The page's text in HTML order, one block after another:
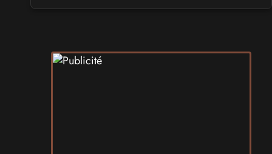
Play Azur Festival 2027
SALONS & CONVENTIONS GEEKS
Art To Play 2026